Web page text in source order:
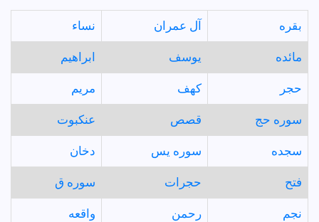
بقره آل عمران نساء
مائده يوسف ابراهيم
حجر كهف مريم
سوره حج قصص عنكبوت
سجده سوره يس دخان
فتح حجرات سوره ق
نجم رحمن واقعه